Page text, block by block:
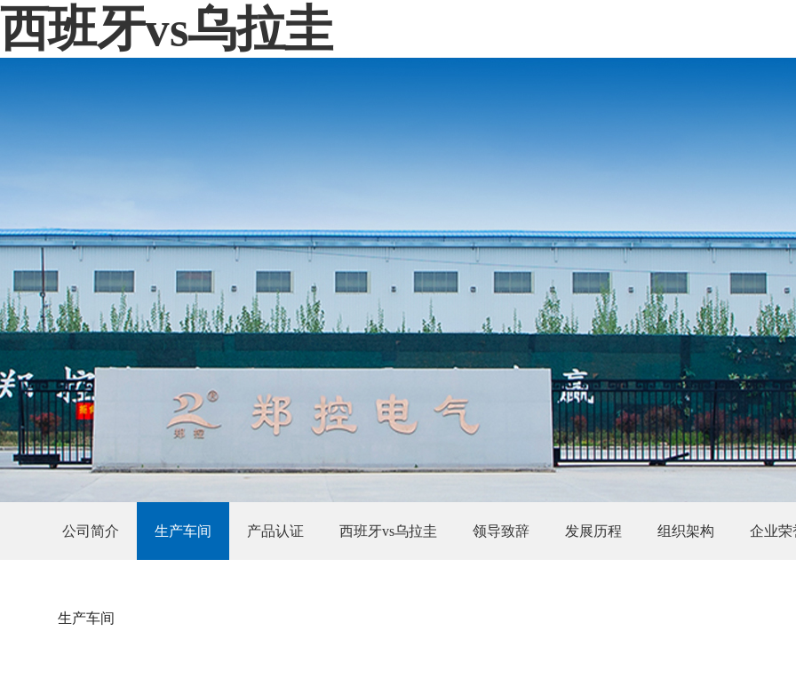
西班牙vs乌拉圭
公司简介 生产车间 产品认证 西班牙vs乌拉圭 领导致辞 发展历程 组织架构 企业荣
生产车间